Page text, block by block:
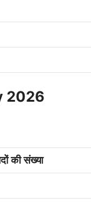
2026
की संख्या